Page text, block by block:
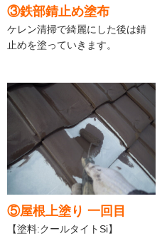
③鉄部錆止め塗布
ケレン清掃で綺麗にした後は錆
止めを塗っていきます。
⑤屋根上塗り 一回目
【塗料:クールタイトSi】